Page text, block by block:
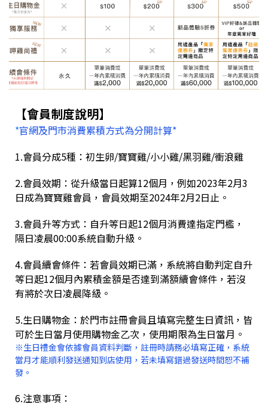
【會員制度說明】
*官網及門市消費累積方式為分開計算*
1.會員分成5種：初生卵/寶寶雞/小小雞/黑羽雞/衝浪雞
2.會員效期：從升級當日起算12個月，例如2023年2月3
日成為寶寶雞會員，會員效期至2024年2月2日止。
3.會員升等方式：自升等日起12個月消費達指定門檻，
隔日凌晨00:00系統自動升級。
4.會員續會條件：若會員效期已滿，系統將自動判定自升
等日起12個月內累積金額是否達到滿額續會條件，若沒
有將於次日凌晨降級。
5.生日購物金：於門市註冊會員且填寫完整生日資訊，皆
可於生日當月使用購物金乙次，使用期限為生日當月。
※生日禮金會依據會員資料判斷，註冊時請務必填寫正確，系統
當月才能順利發送通知到店使用，若未填寫錯過發送時間恕不補
發。
6.注意事項：